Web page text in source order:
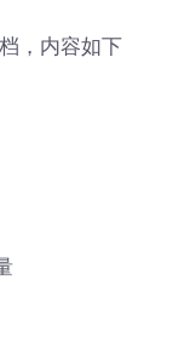
，内容如下